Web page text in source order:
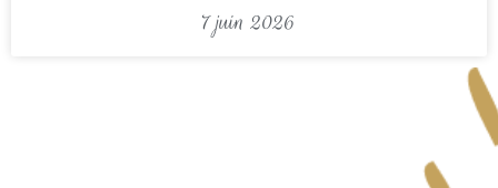
7 juin 2026